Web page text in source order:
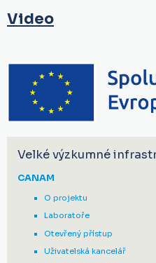
Video
Velké výzkumné
CANAM
O projektu
Laboratoře
Otevřený přístup
Uživatelská kancelář